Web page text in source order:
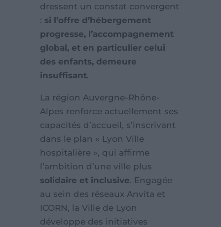
dressent un constat convergent
: si l’offre d’hébergement
progresse, l’accompagnement
global, et en particulier celui
des enfants, demeure
insuffisant.
La région Auvergne-Rhône-
Alpes renforce actuellement ses
capacités d’accueil, s’inscrivant
dans le plan « Lyon Ville
hospitalière », qui affirme
l’ambition d’une ville plus
solidaire et inclusive. Engagée
au sein des réseaux Anvita et
ICORN, la Ville de Lyon
développe des initiatives